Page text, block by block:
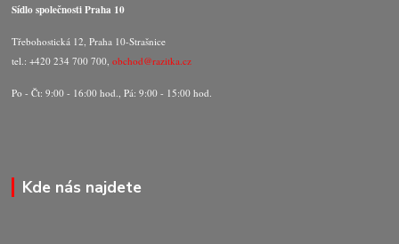
Sídlo společnosti Praha 10
Třebohostická 12, Praha 10-Strašnice
tel.: +420 234 700 700,obchod@razitka.cz
Po - Čt: 9:00 - 16:00 hod., Pá: 9:00 - 15:00 hod.
Kde nás najdete